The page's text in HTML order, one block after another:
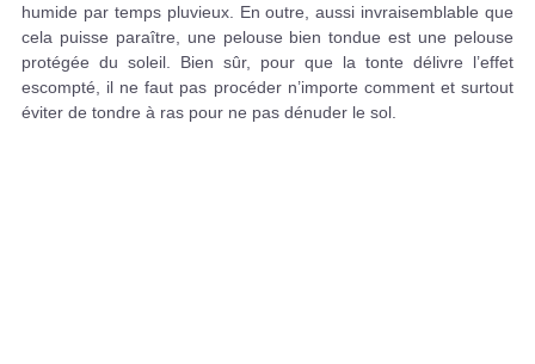
humide par temps pluvieux. En outre, aussi invraisemblable que
cela puisse paraître, une pelouse bien tondue est une pelouse
protégée du soleil. Bien sûr, pour que la tonte délivre l’effet
escompté, il ne faut pas procéder n’importe comment et surtout
éviter de tondre à ras pour ne pas dénuder le sol.